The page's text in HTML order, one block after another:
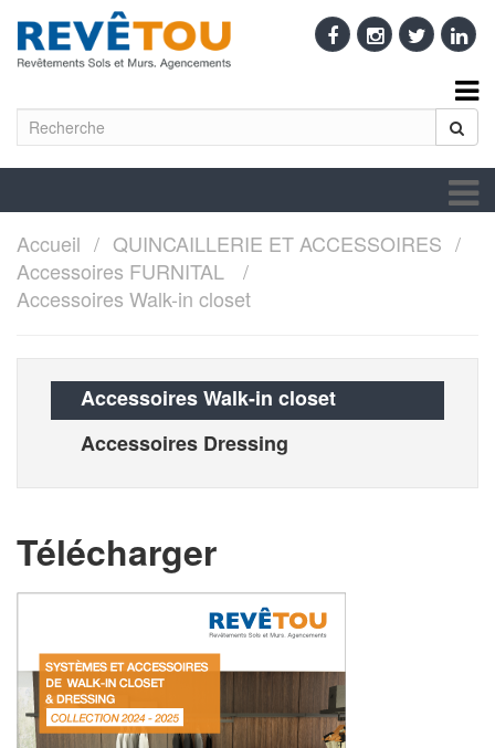
Accueil
QUINCAILLERIE ET ACCESSOIRES
Accessoires FURNITAL
Accessoires Walk-in closet
Accessoires Walk-in closet
Accessoires Dressing
Télécharger